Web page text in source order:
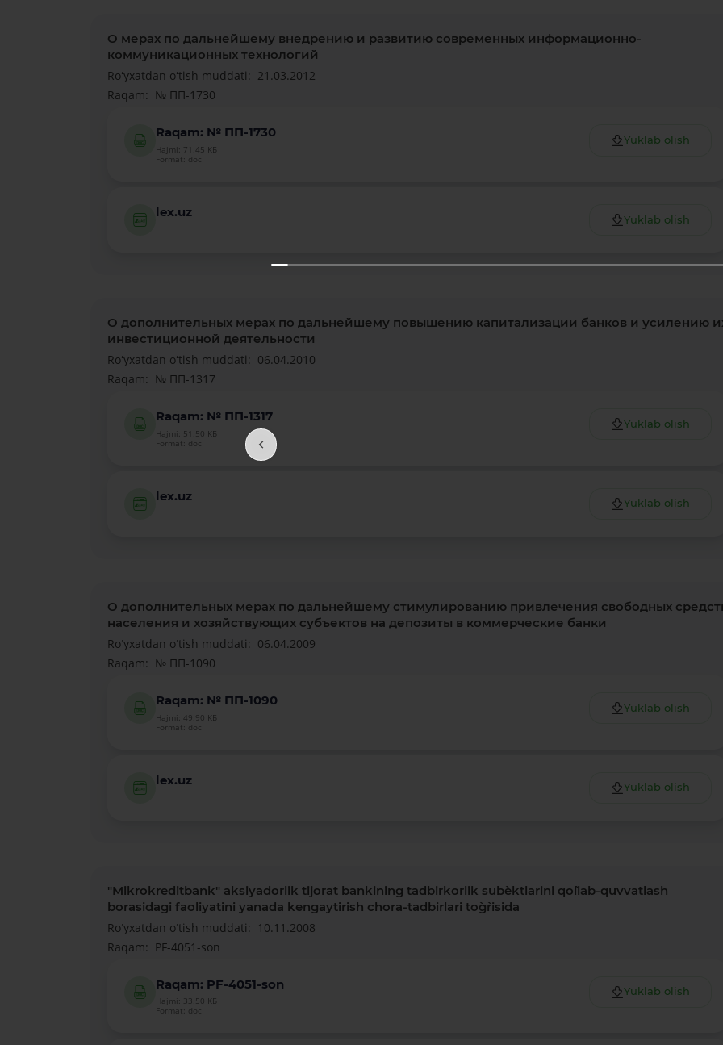
О мерах по дальнейшему внедрению и развитию современных информационно-
коммуникационных технологий
Roʻyxatdan oʻtish muddati: 21.03.2012
Raqam: № ПП-1730
Raqam: № ПП-1730
Hajmi: 71.45 КБ
Format: doc
Yuklab olish
lex.uz
Yuklab olish
О дополнительных мерах по дальнейшему повышению капитализации банков и усилению
инвестиционной деятельности
Roʻyxatdan oʻtish muddati: 06.04.2010
Raqam: № ПП-1317
Raqam: № ПП-1317
Hajmi: 51.50 КБ
Format: doc
Yuklab olish
lex.uz
Yuklab olish
О дополнительных мерах по дальнейшему стимулированию привлечения свободных
населения и хозяйствующих субъектов на депозиты в коммерческие банки
Roʻyxatdan oʻtish muddati: 06.04.2009
Raqam: № ПП-1090
Raqam: № ПП-1090
Hajmi: 49.90 КБ
Format: doc
Yuklab olish
lex.uz
Yuklab olish
"Mikrokreditbank" aksiyadorlik tijorat bankining tadbirkorlik sub`ektlarini qo`llab-quvvatlash
borasidagi faoliyatini yanada kengaytirish chora-tadbirlari to`g`risida
Roʻyxatdan oʻtish muddati:
10.11.2008
Raqam: PF-4051-son
Raqam: PF-4051-son
Hajmi: 33.50 КБ
Format: doc
Yuklab olish
Kartani ochish Videoni ko‘rish